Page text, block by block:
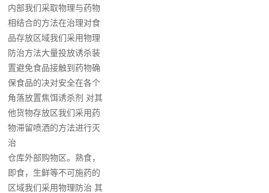
内部我们采取物理与药物
相结合的方法在治理对食
品存放区域我们采用物理
防治方法大量投放诱杀装
置避免食品接触到药物确
保食品的决对安全在各个
角落放置焦饵诱杀剂 对其
他货物存放区我们采用药
物滞留喷洒的方法进行灭
治
仓库外部购物区。熟食，
即食，生鲜等不可施药的
区域我们采用物理防治 其